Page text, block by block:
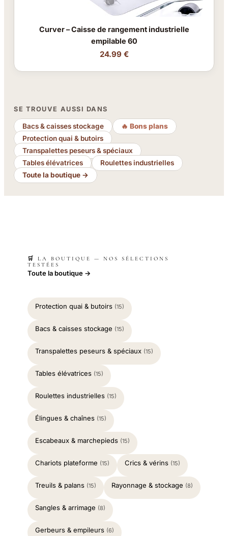
Curver – Caisse de rangement industrielle
empilable 60
24.99 €
SE TROUVE AUSSI DANS
Bacs & caisses stockage
🔥 Bons plans
Protection quai & butoirs
Transpalettes peseurs & spéciaux
Tables élévatrices
Roulettes industrielles
Toute la boutique →
🛒 LA BOUTIQUE — NOS SÉLECTIONS
TESTÉES
Toute la boutique →
Protection quai & butoirs (15)
Bacs & caisses stockage (15)
Transpalettes peseurs & spéciaux (15)
Tables élévatrices (15)
Roulettes industrielles (15)
Élingues & chaînes (15)
Escabeaux & marchepieds (15)
Chariots plateforme (15) Crics & vérins (15)
Treuils & palans (15) Rayonnage & stockage (8)
Sangles & arrimage (8)
Gerbeurs & empileurs (6)